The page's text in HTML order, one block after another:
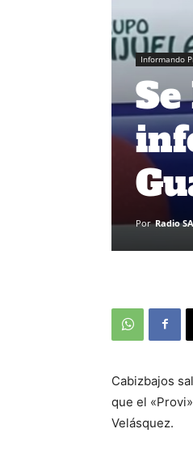
Informando
Por Radio
Cabizbajos
que el
Velásquez.